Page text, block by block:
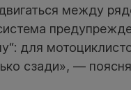
между
для
сзади», —